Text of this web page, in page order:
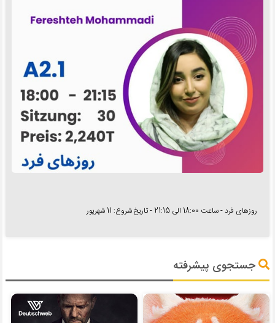
روزهای فرد - ساعت 18:00 الی 21:15 - تاریخ شروع: 11 شهریور
جستجوی پیشرفته